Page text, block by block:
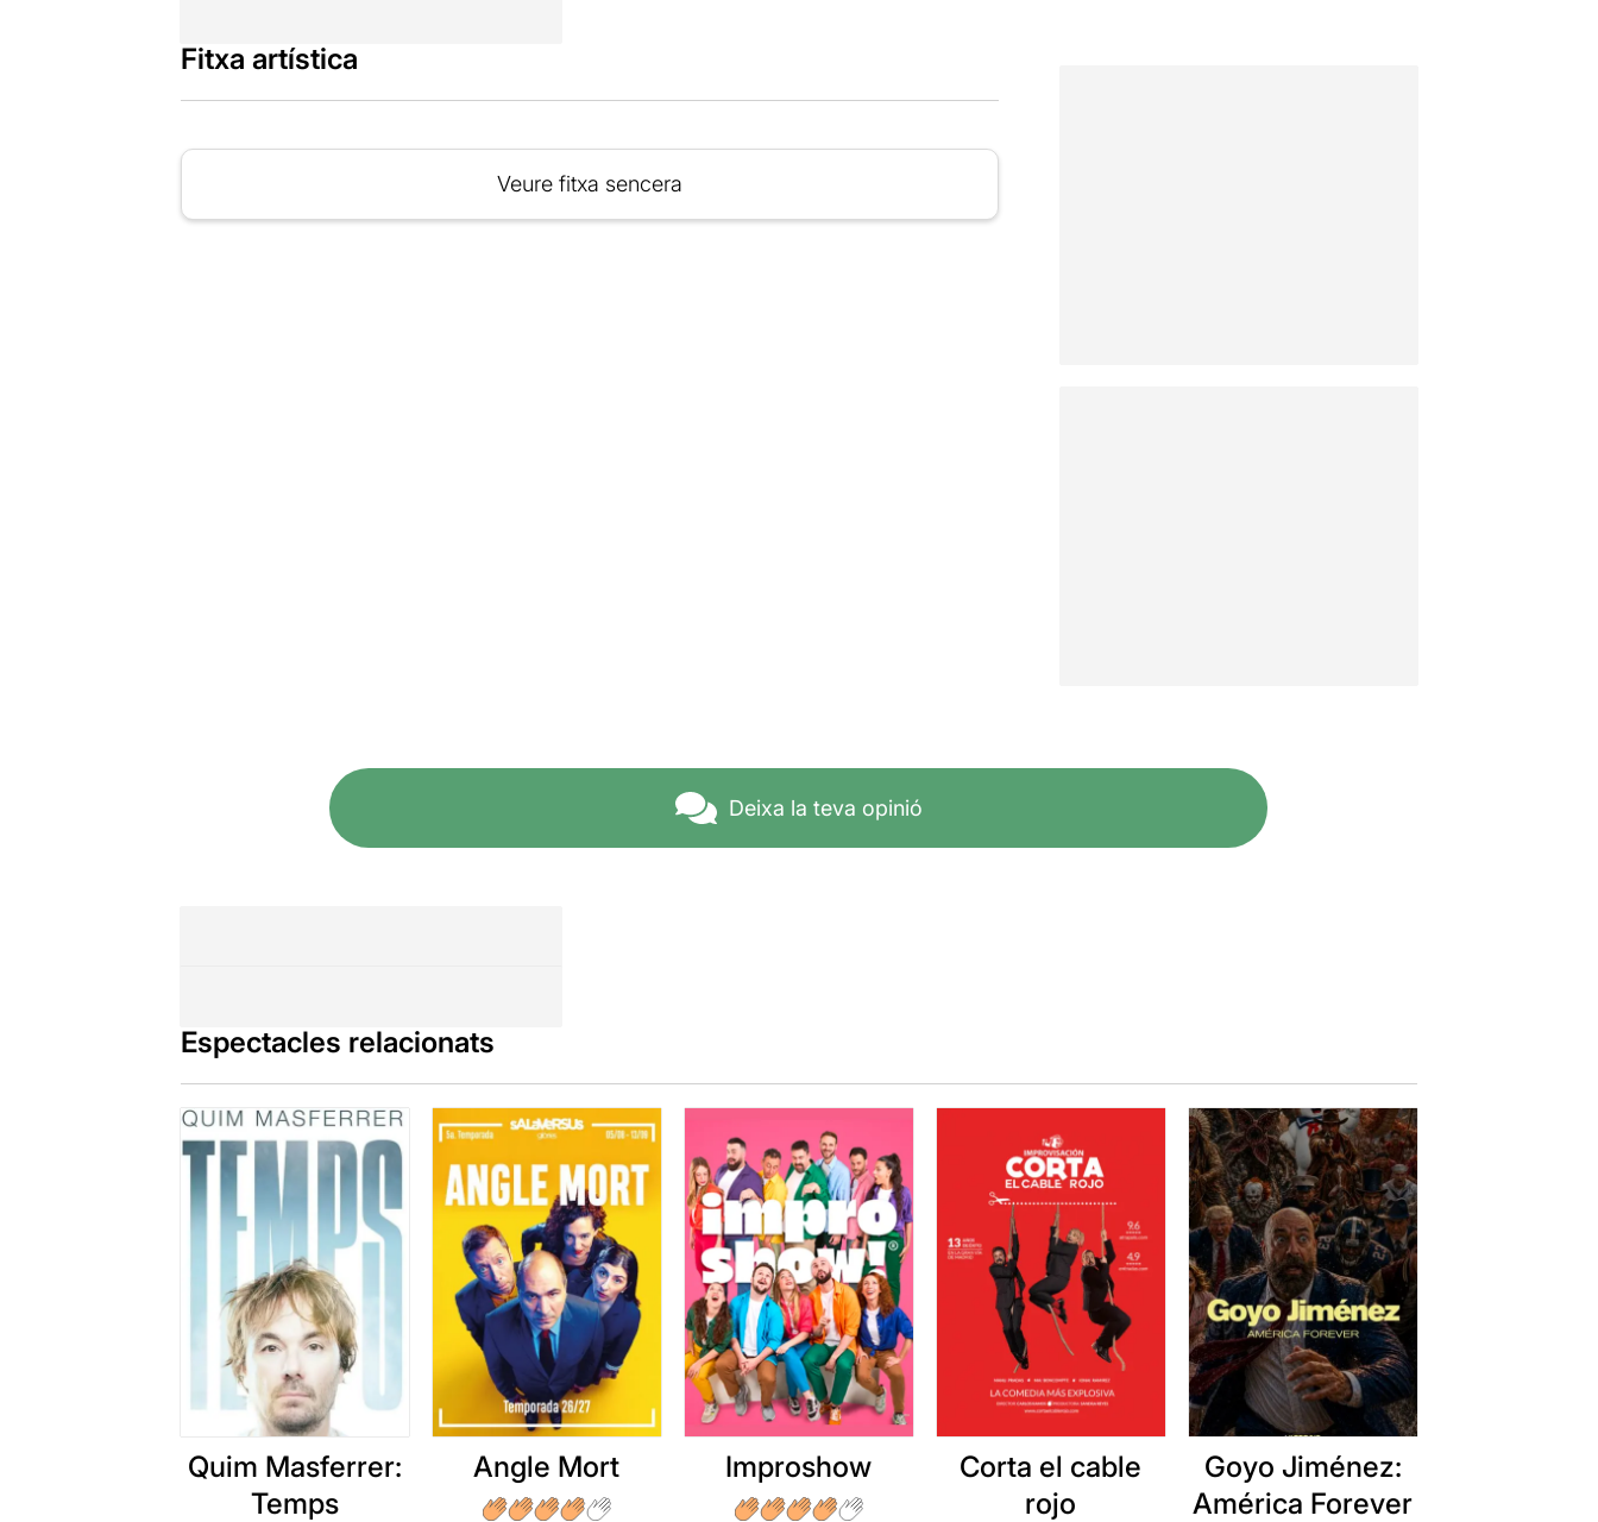
Fitxa artística
Veure fitxa sencera
Deixa la teva opinió
Espectacles relacionats
Quim Masferrer:
Temps
Angle Mort Improshow
Corta el cable
rojo
Goyo Jiménez:
América Forever